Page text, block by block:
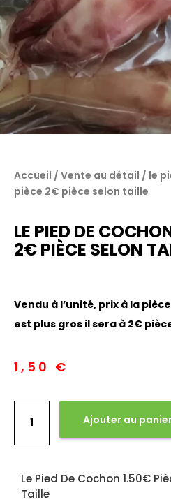
Accueil / Vente au détail / le
pièce 2€ pièce selon taille
LE PIED DE
2€ PIÈCE SELON
Vendu à l’unité, prix à la
est plus gros il sera à 2€
1,50 €
Ajouter au
Le Pied De Cochon 1.50€
Taille